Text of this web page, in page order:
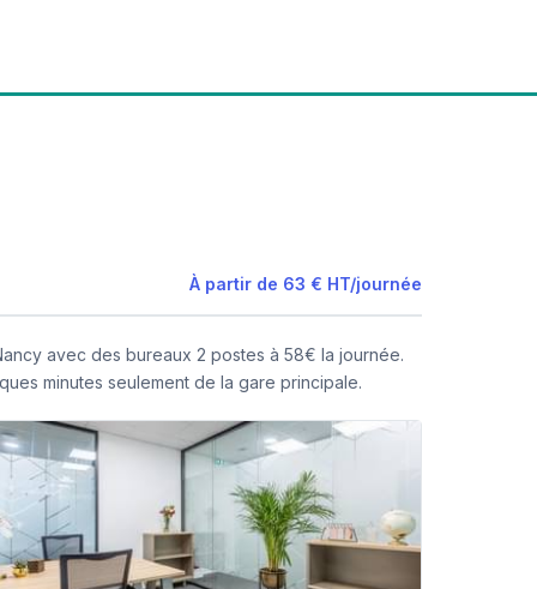
À partir de 63 € HT/journée
avec des bureaux 2 postes à 58€ la journée.
minutes seulement de la gare principale.